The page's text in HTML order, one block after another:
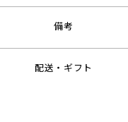
備考
配送・ギフト